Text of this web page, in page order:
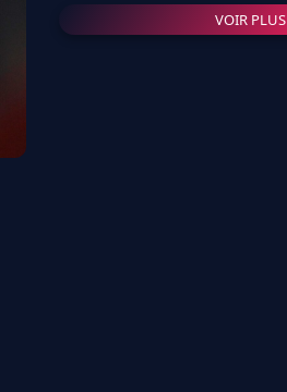
VOIR PLUS